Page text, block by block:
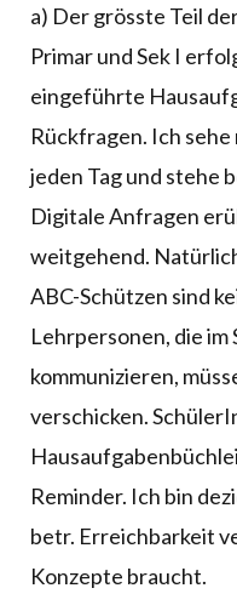
a) Der grösste Teil
Primar und Sek I
eingeführte
Rückfragen. Ich
jeden Tag und stehe
Digitale Anfragen
weitgehend.
ABC-Schützen sind
Lehrpersonen, die im
kommunizieren,
verschicken.
Reminder. Ich bin
betr. Erreichbarkeit
Konzepte braucht.